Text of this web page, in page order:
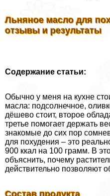
Льняное масло для
отзывы и результаты
Содержание статьи:
Обычно у меня на кухне
масла: подсолнечное,
дёшево стоит, второе
третье помогает держать
знакомые до сих пор
для похудения – это
900 ккал на 100 грамм. В
объяснить, почему
действительно позволяют
Состав продукта